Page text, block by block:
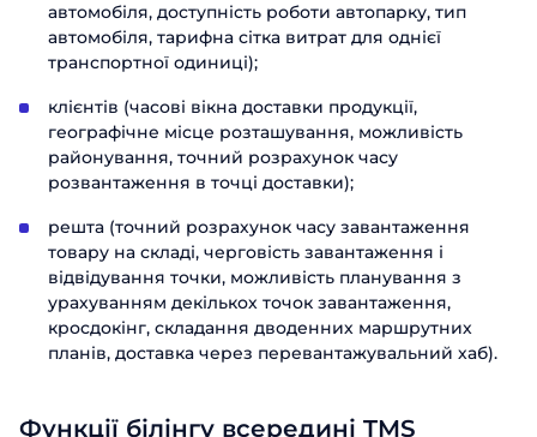
автомобіля, доступність роботи автопарку, тип
автомобіля, тарифна сітка витрат для однієї
транспортної одиниці);
клієнтів (часові вікна доставки продукції,
географічне місце розташування, можливість
районування, точний розрахунок часу
розвантаження в точці доставки);
решта (точний розрахунок часу завантаження
товару на складі, черговість завантаження і
відвідування точки, можливість планування з
урахуванням декількох точок завантаження,
кросдокінг, складання дводенних маршрутних
планів, доставка через перевантажувальний хаб).
Функції білінгу всередині TMS